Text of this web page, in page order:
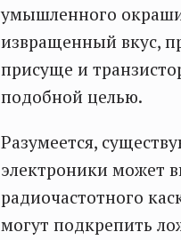
умышленного
извращенный вкус,
присуще и
подобной целью.
Разумеется,
электроники может
радиочастотного
могут подкрепить